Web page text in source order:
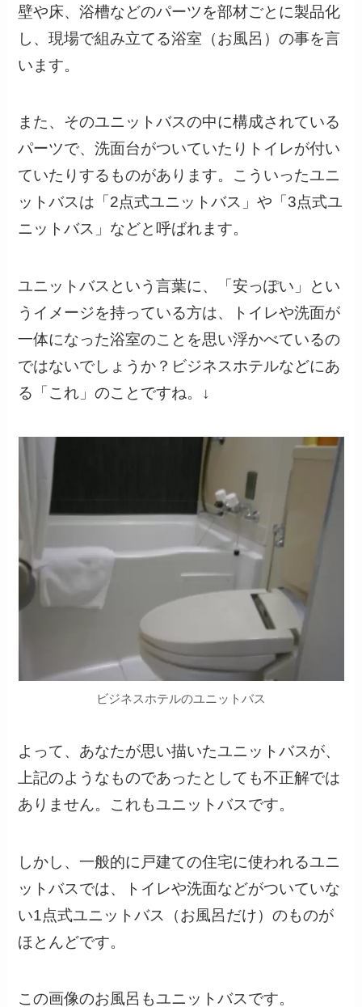
壁や床、浴槽などのパーツを部材ごとに製品化
し、現場で組み立てる浴室（お風呂）の事を言
います。
また、そのユニットバスの中に構成されている
パーツで、洗面台がついていたりトイレが付い
ていたりするものがあります。こういったユニ
ットバスは「2点式ユニットバス」や「3点式ユ
ニットバス」などと呼ばれます。
ユニットバスという言葉に、「安っぽい」とい
うイメージを持っている方は、トイレや洗面が
一体になった浴室のことを思い浮かべているの
ではないでしょうか？ビジネスホテルなどにあ
る「これ」のことですね。↓
ビジネスホテルのユニットバス
よって、あなたが思い描いたユニットバスが、
上記のようなものであったとしても不正解では
ありません。これもユニットバスです。
しかし、一般的に戸建ての住宅に使われるユニ
ットバスでは、トイレや洗面などがついていな
い1点式ユニットバス（お風呂だけ）のものが
ほとんどです。
この画像のお風呂もユニットバスです。